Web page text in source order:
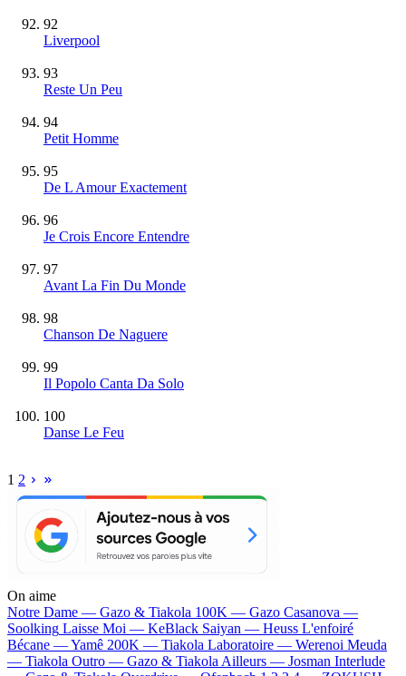
92
Liverpool
93
Reste Un Peu
94
Petit Homme
95
De L Amour Exactement
96
Je Crois Encore Entendre
97
Avant La Fin Du Monde
98
Chanson De Naguere
99
Il Popolo Canta Da Solo
100
Danse Le Feu
1 2
On aime
Notre Dame — Gazo & Tiakola 100K — Gazo Casanova —
Soolking Laisse Moi — KeBlack Saiyan — Heuss L'enfoiré
Bécane —Yamê 200K — Tiakola Laboratoire — Werenoi Meuda
— Tiakola Outro — Gazo & Tiakola Ailleurs — Josman Interlude